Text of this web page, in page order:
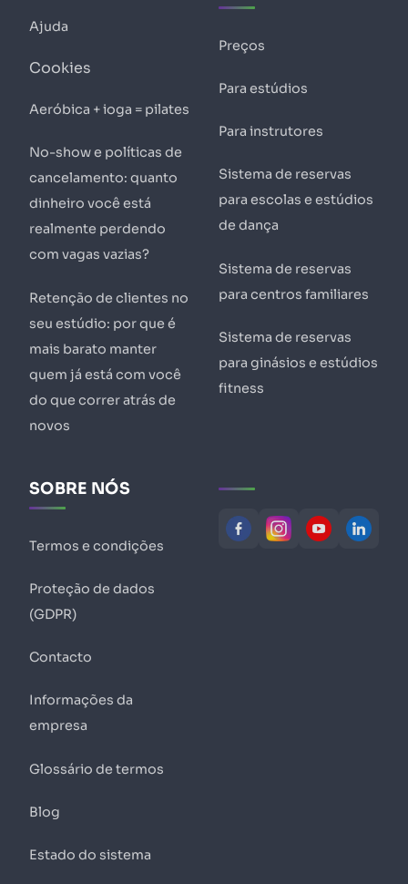
Ajuda
Cookies
Aeróbica + ioga = pilates
No-show e políticas de
cancelamento: quanto
dinheiro você está
realmente perdendo
com vagas vazias?
Retenção de clientes no
seu estúdio: por que é
mais barato manter
quem já está com você
do que correr atrás de
novos
Preços
Para estúdios
Para instrutores
Sistema de reservas
para escolas e estúdios
de dança
Sistema de reservas
para centros familiares
Sistema de reservas
para ginásios e estúdios
fitness
SOBRE NÓS
Termos e condições
Proteção de dados
(GDPR)
Contacto
Informações da
empresa
Glossário de termos
Blog
Estado do sistema